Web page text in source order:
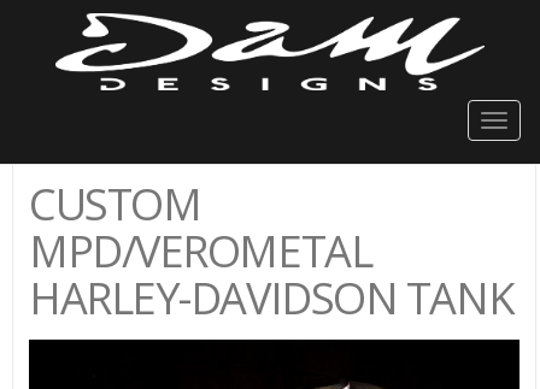
CUSTOM
MPD/VEROMETAL
HARLEY-DAVIDSON TANK